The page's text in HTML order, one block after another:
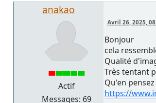
anakao
Actif
Messages: 69
Avril 26, 2025,
Bonjour
cela
Qualité
Très tentant
Qu'en
https://